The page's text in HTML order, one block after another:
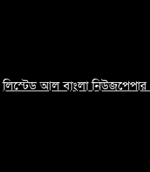
লিস্টেড আল বাংলা নিউজপেপার